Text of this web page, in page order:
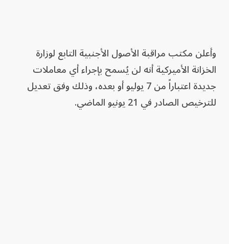
وأعلن مكتب مراقبة الأصول الأجنبية التابع لوزارة
الخزانة الأميركية أنه لن يُسمح بإجراء أي معاملات
جديدة اعتباراً من 7 يوليو أو بعده، وذلك وفق تعديل
للترخيص الصادر في 21 يونيو الماضي.